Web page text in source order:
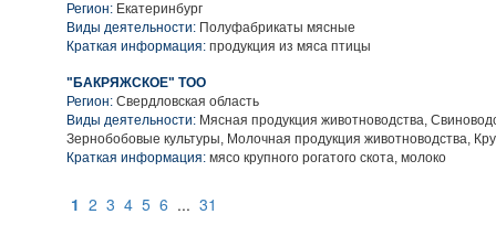
Регион: Екатеринбург
Виды деятельности: Полуфабрикаты мясные
Краткая информация: продукция из мяса птицы
"БАКРЯЖСКОЕ" ТОО
Регион: Свердловская область
Виды деятельности: Мясная продукция животноводства,
Зернобобовые культуры, Молочная продукция животноводства,
Краткая информация: мясо крупного рогатого скота, молоко
1 2 3 4 5 6 ... 31